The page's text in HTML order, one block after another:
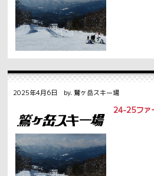
2025年4月6日 by. 鷲ヶ岳スキー場
24-25ファ